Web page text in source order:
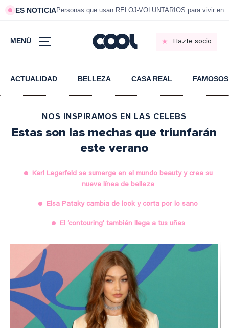
ES NOTICIAPersonas que usan RELOJ VOLUNTARIOS para vivir en
MENÚ Hazte socio
ACTUALIDAD BELLEZA CASA REAL FAMOSOS
NOS INSPIRAMOS EN LAS CELEBS
Estas son las mechas que triunfarán
este verano
Karl Lagerfeld se sumerge en el mundo beauty y crea su
nueva línea de belleza
Elsa Pataky cambia de look y corta por lo sano
El ‘contouring’ también llega a tus uñas